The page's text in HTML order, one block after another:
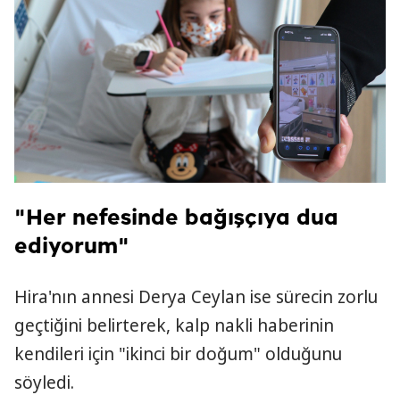
"Her nefesinde bağışçıya dua
ediyorum"
Hira'nın annesi Derya Ceylan ise sürecin zorlu
geçtiğini belirterek, kalp nakli haberinin
kendileri için "ikinci bir doğum" olduğunu
söyledi.